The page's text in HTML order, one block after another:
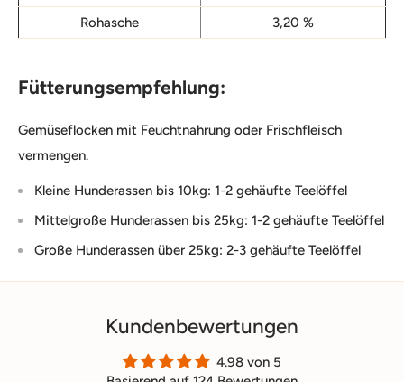
Rohasche
3,20 %
Fütterungsempfehlung:
Gemüseflocken mit Feuchtnahrung oder Frischfleisch
vermengen.
Kleine Hunderassen bis 10kg: 1-2 gehäufte Teelöffel
Mittelgroße Hunderassen bis 25kg: 1-2 gehäufte Teelöffel
Große Hunderassen über 25kg: 2-3 gehäufte Teelöffel
Kundenbewertungen
4.98 von 5